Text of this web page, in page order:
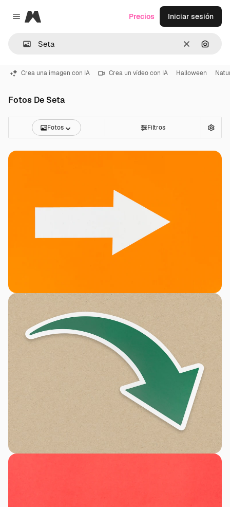
Close menu
Magnific
Borrar
Precios Iniciar sesión
Crea una imagen con IA Crea un vídeo con IA Halloween
Fotos De Seta
Fotos Filtros